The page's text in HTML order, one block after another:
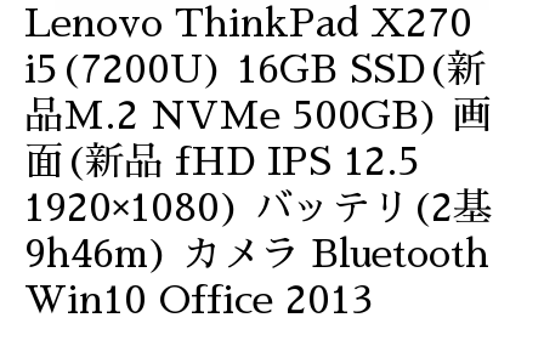
Lenovo ThinkPad X270
i5(7200U) 16GB SSD(新
品M.2 NVMe 500GB) 画
面(新品 fHD IPS 12.5
1920×1080) バッテリ(2基
9h46m) カメラ Bluetooth
Win10 Office 2013